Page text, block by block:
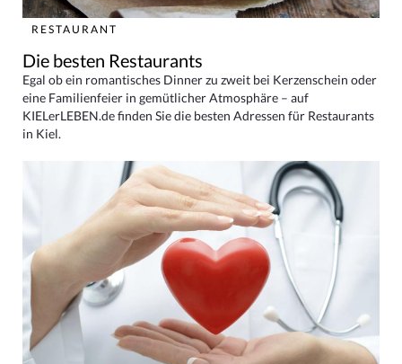
RESTAURANT
Die besten Restaurants
Egal ob ein romantisches Dinner zu zweit bei Kerzenschein oder
eine Familienfeier in gemütlicher Atmosphäre – auf
KIELerLEBEN.de finden Sie die besten Adressen für Restaurants
in Kiel.